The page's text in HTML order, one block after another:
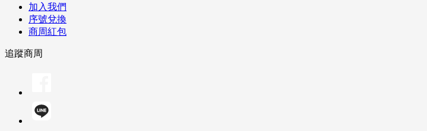
加入我們
序號兌換
商周紅包
追蹤商周